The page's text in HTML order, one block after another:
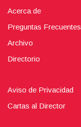
Acerca de
Preguntas Frecuentes
Archivo
Directorio
Aviso de Privacidad
Cartas al Director